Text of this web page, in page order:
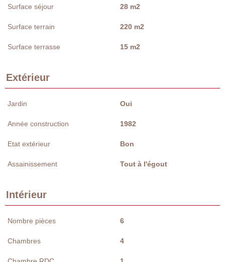
Surface séjour 28 m2
Surface terrain 220 m2
Surface terrasse 15 m2
Extérieur
Jardin Oui
Année construction 1982
Etat extérieur Bon
Assainissement Tout à l'égout
Intérieur
Nombre pièces 6
Chambres 4